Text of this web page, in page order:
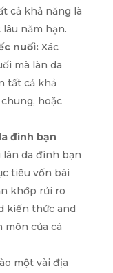
cả khả năng là
năm hạn.
nuối:Xác
mà làn da
tất cả khả
hoặc
đình bạn
da đình bạn
tiêu vốn bài
khớp rủi ro
kiến thức and
môn của cá
một vài địa